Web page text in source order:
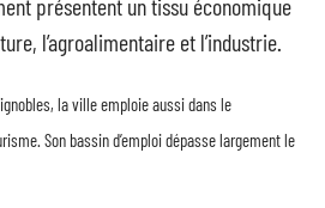
l’agroalimentaire et l’industrie.
la ville emploie aussi dans le
Son bassin d’emploi dépasse largement le